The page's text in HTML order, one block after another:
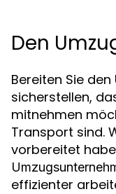
Den
Bereiten Sie
sicherstellen,
mitnehmen
Transport sind.
vorbereitet
effizienter